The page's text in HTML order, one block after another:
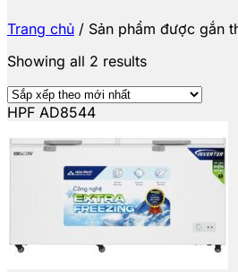
Trang chủ / Sản phẩm được gắn
Showing all 2 results
HPF AD8544